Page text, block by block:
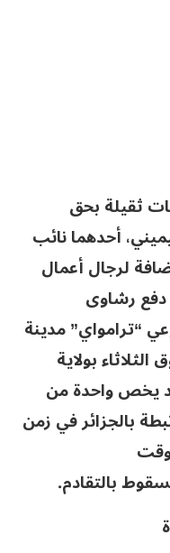
ثقيلة بحق
أحدهما نائب
لرجال أعمال
دفع رشاوى
“ترامواي” مدينة
بولاية
يخص واحدة من
بالجزائر في زمن
وقت
بالتقادم.